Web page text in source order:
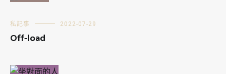
私記事 2022-07-29
Off-load